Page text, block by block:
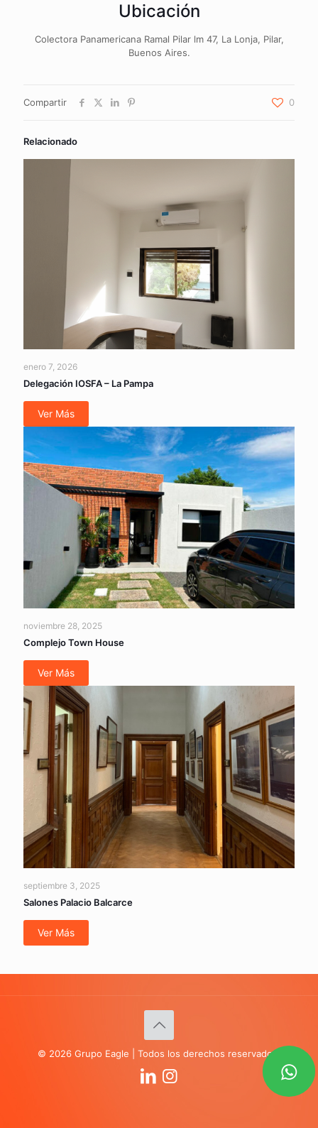
Ubicación
Colectora Panamericana Ramal Pilar lm 47, La Lonja, Pilar,
Buenos Aires.
Compartir 0
Relacionado
enero 7, 2026
Delegación IOSFA – La Pampa
Ver Más
noviembre 28, 2025
Complejo Town House
Ver Más
septiembre 3, 2025
Salones Palacio Balcarce
Ver Más
© 2026 Grupo Eagle | Todos los derechos reservados.